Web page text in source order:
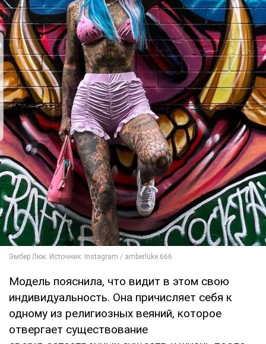
Модель пояснила, что видит в этом свою
индивидуальность. Она причисляет себя к
одному из религиозных веяний, которое
отвергает существование